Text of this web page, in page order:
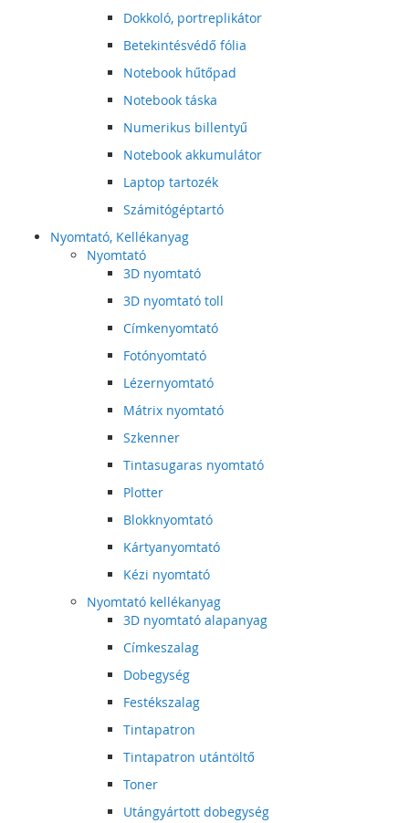
Dokkoló, portreplikátor
Betekintésvédő fólia
Notebook hűtőpad
Notebook táska
Numerikus billentyű
Notebook akkumulátor
Laptop tartozék
Számitógéptartó
Nyomtató, Kellékanyag
Nyomtató
3D nyomtató
3D nyomtató toll
Címkenyomtató
Fotónyomtató
Lézernyomtató
Mátrix nyomtató
Szkenner
Tintasugaras nyomtató
Plotter
Blokknyomtató
Kártyanyomtató
Kézi nyomtató
Nyomtató kellékanyag
3D nyomtató alapanyag
Címkeszalag
Dobegység
Festékszalag
Tintapatron
Tintapatron utántöltő
Toner
Utángyártott dobegység